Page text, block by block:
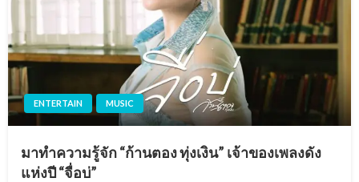
ENTERTAIN MUSIC
มาทำความรู้จัก “ก้านตอง ทุ่งเงิน” เจ้าของเพลงดัง
แห่งปี “จื่อบ่”